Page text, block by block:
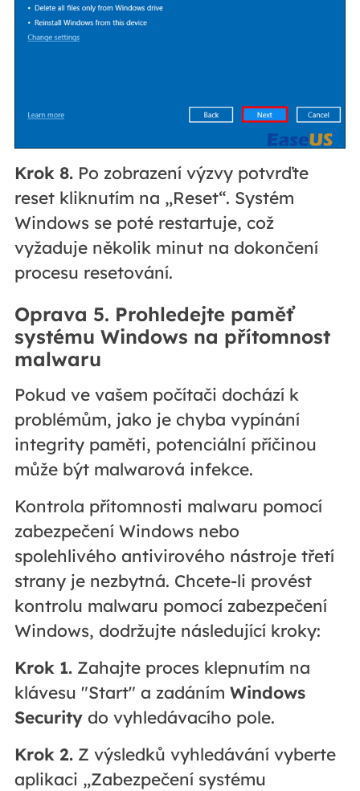
Krok 8.Po zobrazení výzvy potvrďte
reset kliknutím na „Reset“. Systém
Windows se poté restartuje, což
vyžaduje několik minut na dokončení
procesu resetování.
Oprava 5. Prohledejte paměť
systému Windows na přítomnost
malwaru
Pokud ve vašem počítači dochází k
problémům, jako je chyba vypínání
integrity paměti, potenciální příčinou
může být malwarová infekce.
Kontrola přítomnosti malwaru pomocí
zabezpečení Windows nebo
spolehlivého antivirového nástroje třetí
strany je nezbytná. Chcete-li provést
kontrolu malwaru pomocí zabezpečení
Windows, dodržujte následující kroky:
Krok 1.Zahajte proces klepnutím na
klávesu "Start" a zadáním Windows
Securitydo vyhledávacího pole.
Krok 2.Z výsledků vyhledávání vyberte
aplikaci „Zabezpečení systému